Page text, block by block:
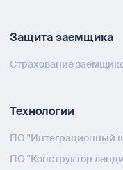
Защита заемщика
Страхование
Технологии
ПО "Интеграционный
ПО "Конструктор